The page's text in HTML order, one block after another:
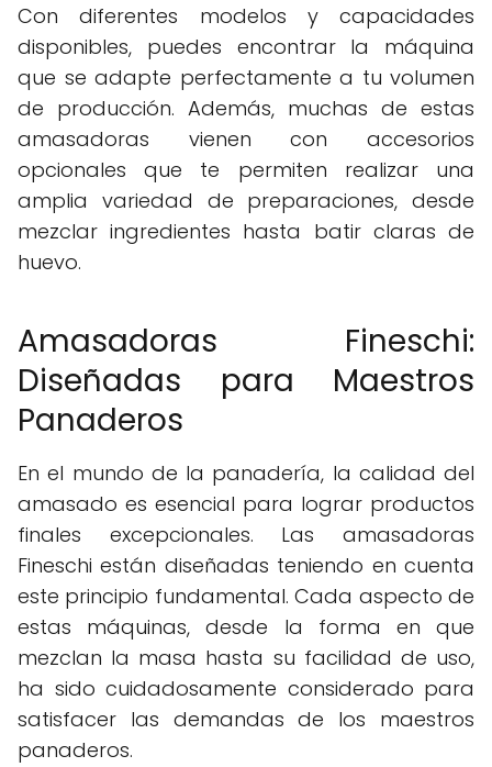
Con diferentes modelos y capacidades
disponibles, puedes encontrar la máquina
que se adapte perfectamente a tu volumen
de producción. Además, muchas de estas
amasadoras vienen con accesorios
opcionales que te permiten realizar una
amplia variedad de preparaciones, desde
mezclar ingredientes hasta batir claras de
huevo.
Amasadoras Fineschi:
Diseñadas para Maestros
Panaderos
En el mundo de la panadería, la calidad del
amasado es esencial para lograr productos
finales excepcionales. Las amasadoras
Fineschi están diseñadas teniendo en cuenta
este principio fundamental. Cada aspecto de
estas máquinas, desde la forma en que
mezclan la masa hasta su facilidad de uso,
ha sido cuidadosamente considerado para
satisfacer las demandas de los maestros
panaderos.